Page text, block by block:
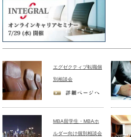
エグゼクティブ転職個
別相談会
MBA留学生・MBAホ
ルダー向け個別相談会